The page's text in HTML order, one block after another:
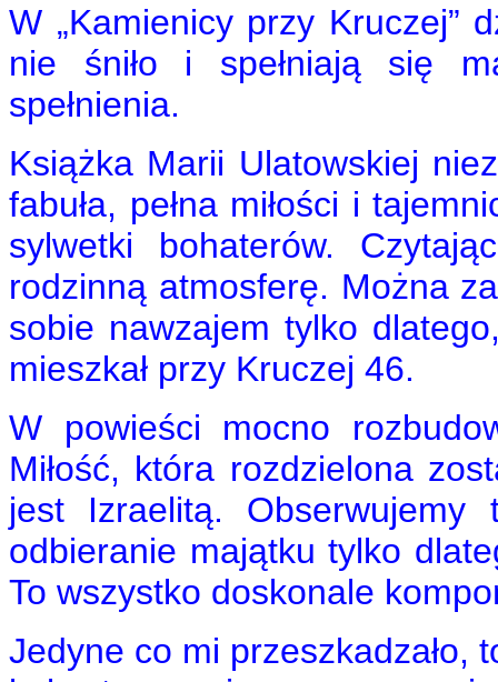
W „Kamienicy przy Kruczej”
nie śniło i spełniają się
spełnienia.
Książka Marii Ulatowskiej
fabuła, pełna miłości i
sylwetki bohaterów.
rodzinną atmosferę. Można
sobie nawzajem tylko
mieszkał przy Kruczej 46.
W powieści mocno
Miłość, która rozdzielona
jest Izraelitą. Obserwujemy
odbieranie majątku tylko
To wszystko doskonale
Jedyne co mi przeszkadzało,